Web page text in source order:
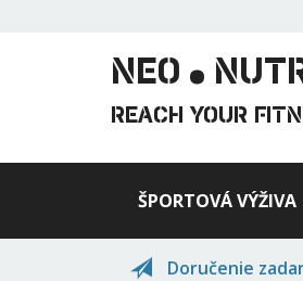
NEO .
REACH YOUR
ŠPORTOVÁ VÝŽIVA
Doručenie